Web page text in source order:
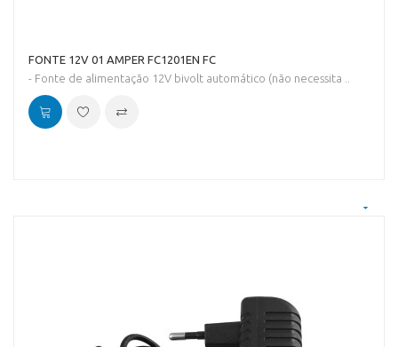
FONTE 12V 01 AMPER FC1201EN FC
- Fonte de alimentação 12V bivolt automático (não necessita ..